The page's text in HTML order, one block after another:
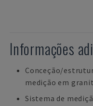
Informações
Conceção/
medição em
Sistema de